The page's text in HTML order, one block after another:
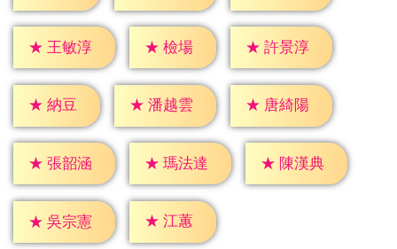
★ 王敏淳 ★ 檢場 ★ 許景淳
★ 納豆 ★ 潘越雲 ★ 唐綺陽
★ 張韶涵 ★ 瑪法達 ★ 陳漢典
★ 吳宗憲 ★ 江蕙